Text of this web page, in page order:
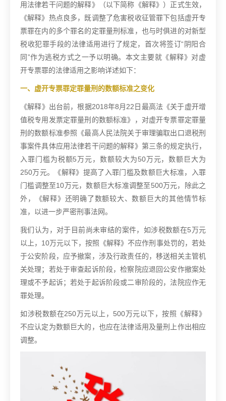
用法律若干问题的解释》（以下简称《解释》）正式生效，
《解释》热点良多，既调整了危害税收征管罪下包括虚开专
票罪在内的多个罪名的定罪量刑标准，也与时俱进的对新型
税收犯罪手段的法律适用进行了规定，首次将签订“阴阳合
同”作为逃税方式之一予以明确。本文主要就《解释》对虚
开专票罪的法律适用之影响详述如下：
一、虚开专票罪定罪量刑的数额标准之变化
《解释》出台前，根据2018年8月22日最高法《关于虚开增
值税专用发票定罪量刑的数额标准》，对虚开专票罪定罪量
刑的数额标准参照《最高人民法院关于审理骗取出口退税刑
事案件具体应用法律若干问题的解释》第三条的规定执行，
入罪门槛为税额5万元，数额较大为50万元，数额巨大为
250万元。《解释》提高了入罪门槛及数额巨大标准，入罪
门槛调整至10万元，数额巨大标准调整至500万元，除此之
外，《解释》还明确了数额较大、数额巨大的其他情节标
准，以进一步严密刑事法网。
我们认为，对于目前尚未审结的案件，如涉税数额在5万元
以上，10万元以下，按照《解释》不应作刑事处罚的，若处
于公安阶段，应予撤案，涉及行政责任的，移送相关主管机
关处理；若处于审查起诉阶段，检察院应退回公安作撤案处
理或不予起诉；若处于起诉阶段或二审阶段的，法院应作无
罪处理。
如涉税数额在250万元以上，500万元以下，按照《解释》
不应认定为数额巨大的，也应在法律适用及量刑上作出相应
调整。